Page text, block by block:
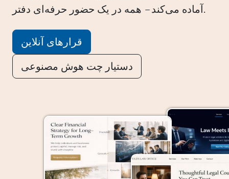
آماده می‌کند – همه در یک حضور حرفه‌ای دفتر.
قرارهای آنلاین
دستیار چت هوش مصنوعی